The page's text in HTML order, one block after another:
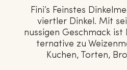
Fini’s Feinstes
viert­ler Dinkel. Mit
nussigen Geschmack
ter­na­ti­ve zu
Kuchen, Torten,